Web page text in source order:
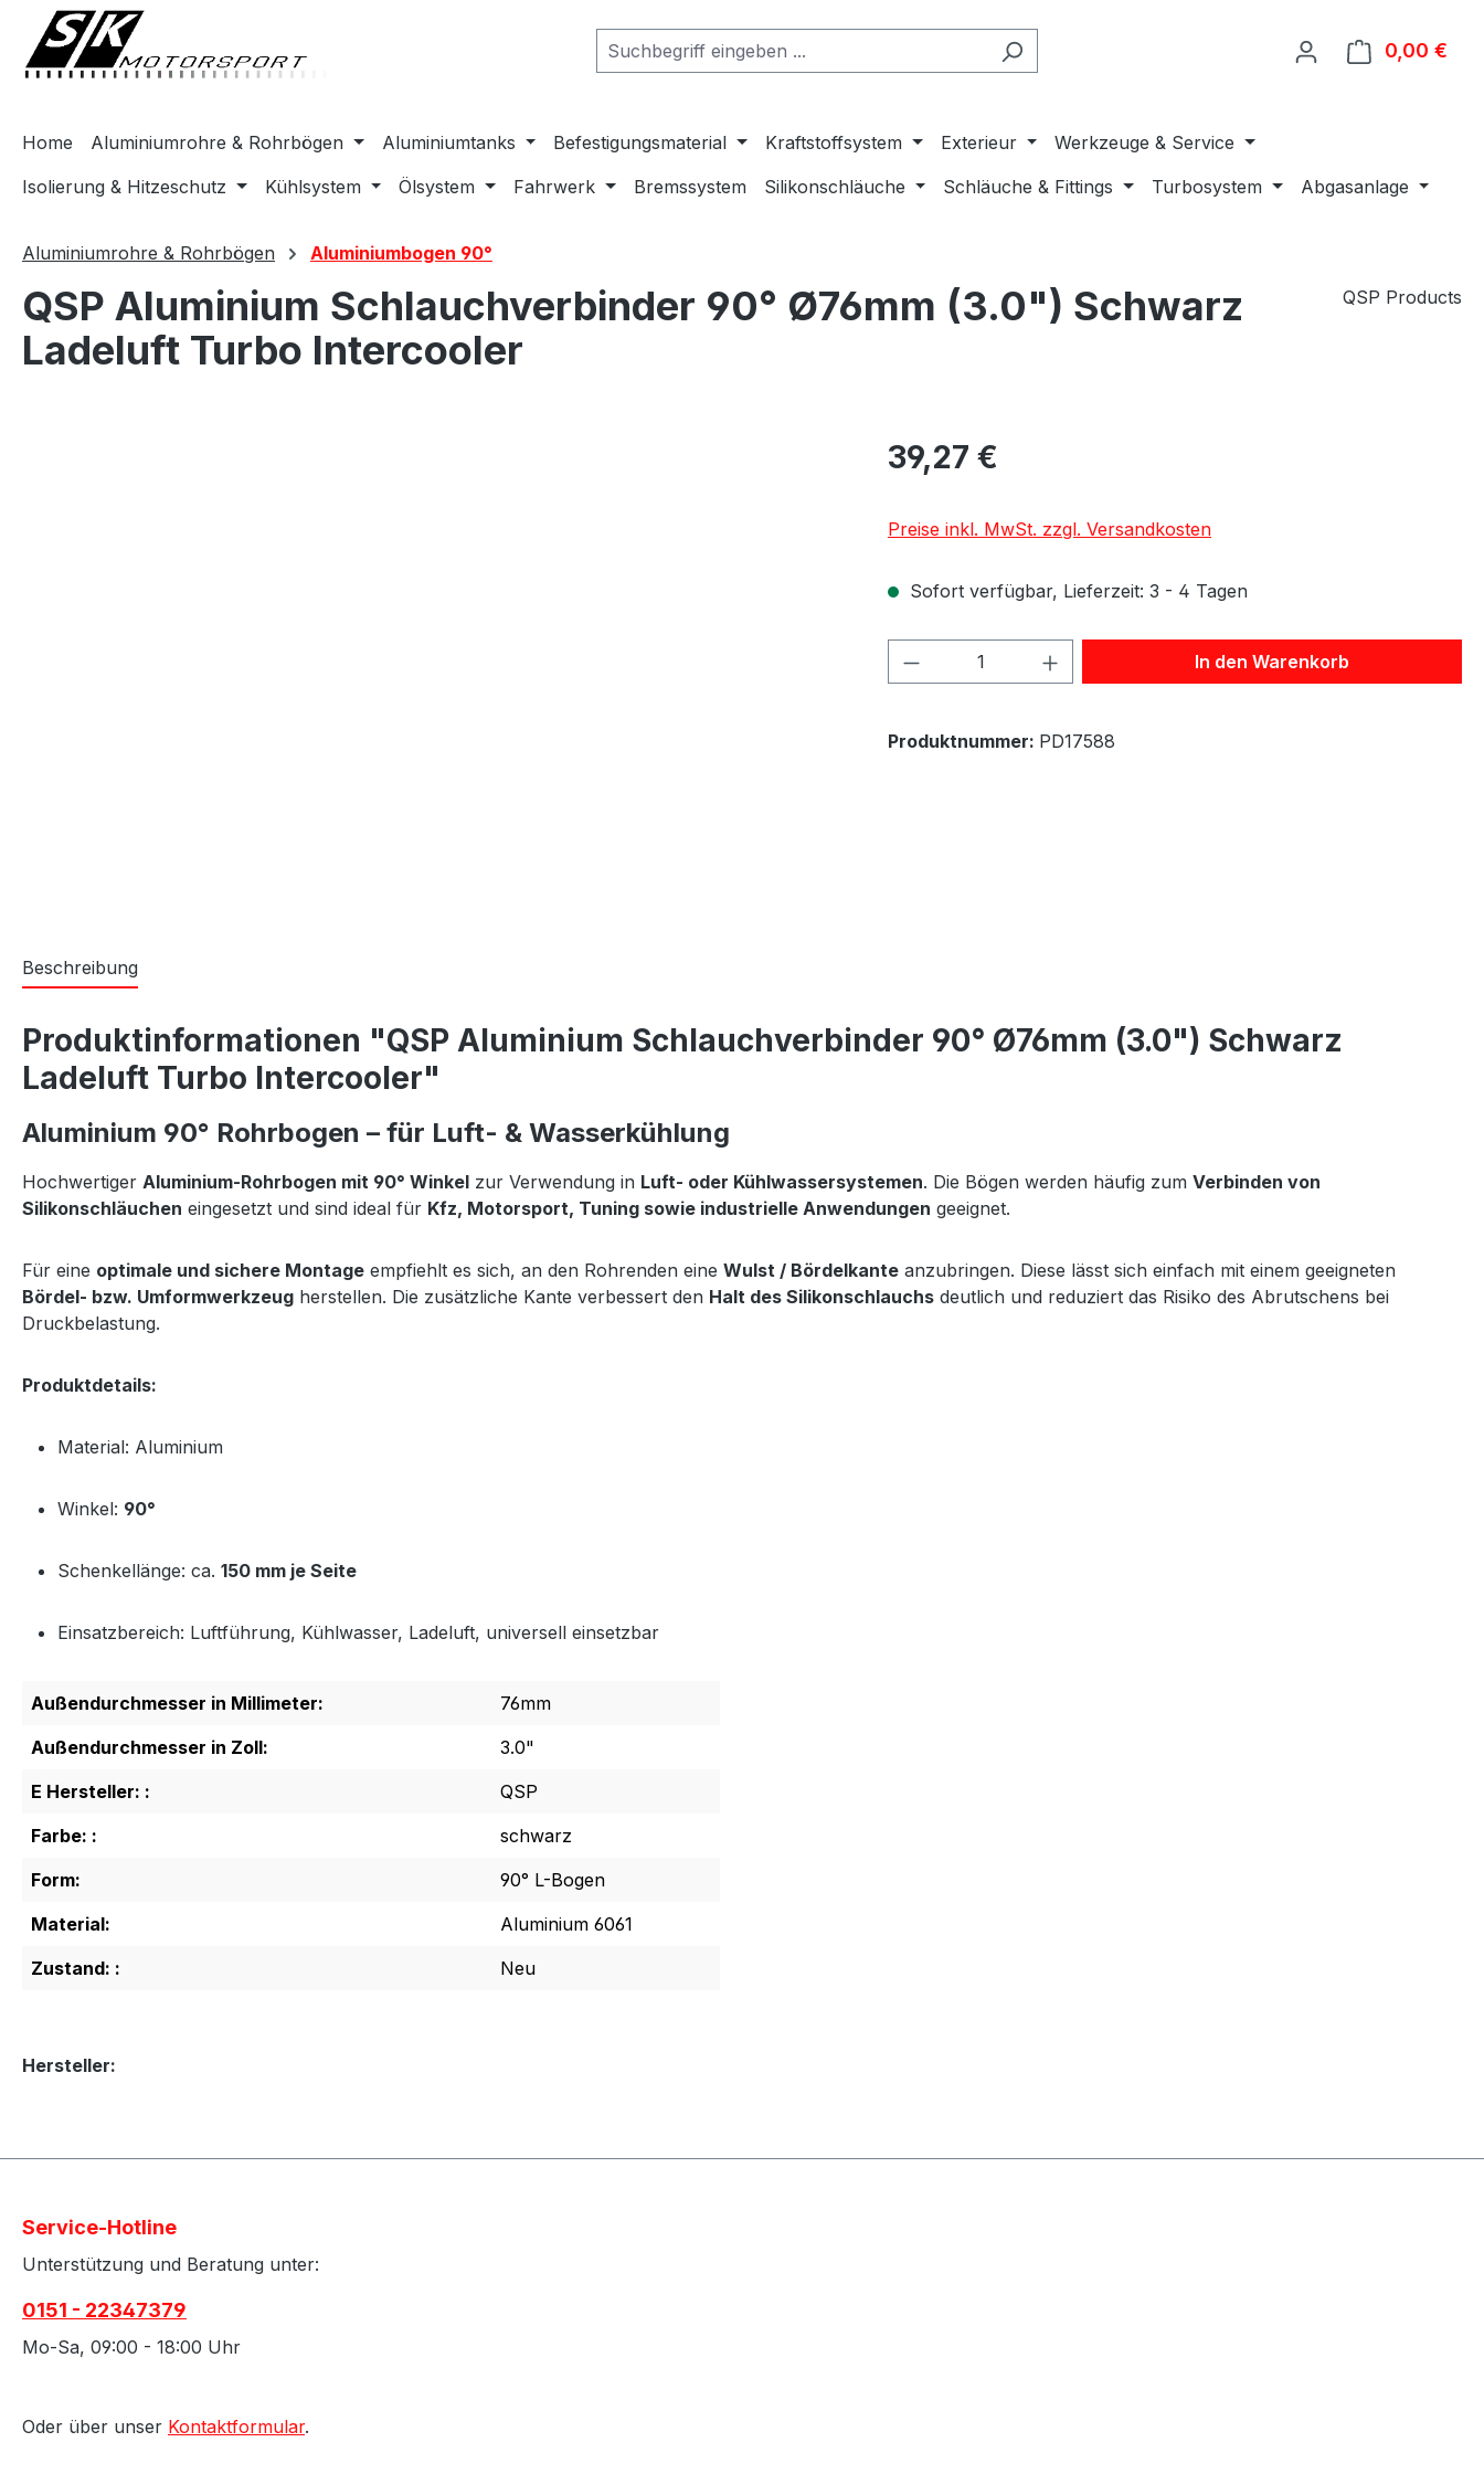
Zur Hauptnavigation springen
0,00 €
Home Aluminiumrohre & Rohrbögen Aluminiumtanks Befestigungsmaterial Kraftstoffsystem Exterieur
Werkzeuge & Service
Isolierung & Hitzeschutz
Kühlsystem Ölsystem Fahrwerk Bremssystem Silikonschläuche Schläuche & Fittings Turbosystem Abgasanlage
Aluminiumrohre & Rohrbögen Aluminiumbogen 90°
QSP Aluminium Schlauchverbinder 90° Ø76mm (3.0") Schwarz
Ladeluft Turbo Intercooler
QSP Products
39,27 €
Preise inkl. MwSt. zzgl. Versandkosten
Sofort verfügbar, Lieferzeit: 3 - 4 Tagen
Produkt Anzahl: Gib den gewünschten Wert
In den Warenkorb
Produktnummer: PD17588
Beschreibung
Produktinformationen "QSP Aluminium Schlauchverbinder 90° Ø76mm (3.0") Schwarz
Ladeluft Turbo Intercooler"
Aluminium 90° Rohrbogen – für Luft- & Wasserkühlung
Hochwertiger Aluminium-Rohrbogen mit 90° Winkel zur Verwendung in Luft- oder Kühlwassersystemen. Die Bögen werden häufig zum Verbinden von
Silikonschläuchen eingesetzt und sind ideal für Kfz, Motorsport, Tuning sowie industrielle Anwendungen geeignet.
Für eine optimale und sichere Montage empfiehlt es sich, an den Rohrenden eine Wulst / Bördelkante anzubringen. Diese lässt sich einfach mit einem geeigneten
Bördel- bzw. Umformwerkzeug herstellen. Die zusätzliche Kante verbessert den Halt des Silikonschlauchs deutlich und reduziert das Risiko des Abrutschens bei
Druckbelastung.
Produktdetails:
Material: Aluminium
Winkel: 90°
Schenkellänge: ca. 150 mm je Seite
Einsatzbereich: Luftführung, Kühlwasser, Ladeluft, universell einsetzbar
Außendurchmesser in Millimeter:
76mm
Außendurchmesser in Zoll:
3.0"
E Hersteller: :
QSP
Farbe: :
schwarz
Form:
90° L-Bogen
Material:
Aluminium 6061
Zustand: :
Neu
Hersteller:
Service-Hotline
Unterstützung und Beratung unter:
0151 - 22347379
Mo-Sa, 09:00 - 18:00 Uhr
Oder über unser Kontaktformular.